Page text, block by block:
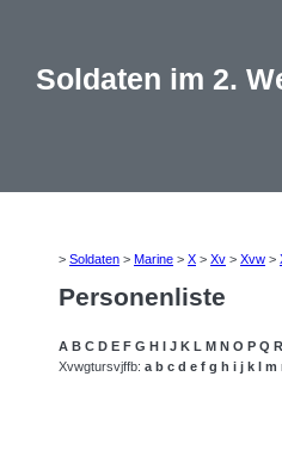
Soldaten im 2.
> Soldaten > Marine > X > Xv > Xvw >
Personenliste
A B C D E F G H I J K L M N O P Q R
Xvwgtursvjffb: a b c d e f g h i j k l m